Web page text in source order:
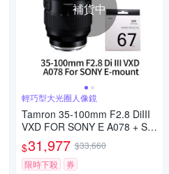
補貨中
輕巧型大光圈人像鏡
Tamron 35-100mm F2.8 DiIII
VXD FOR SONY E A078 + SI
GMA UV 67mm + SunLight CL
-50LN (公司貨)
$31,977 $33,660
限時下殺
券